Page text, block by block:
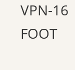
VPN-16
FOOT